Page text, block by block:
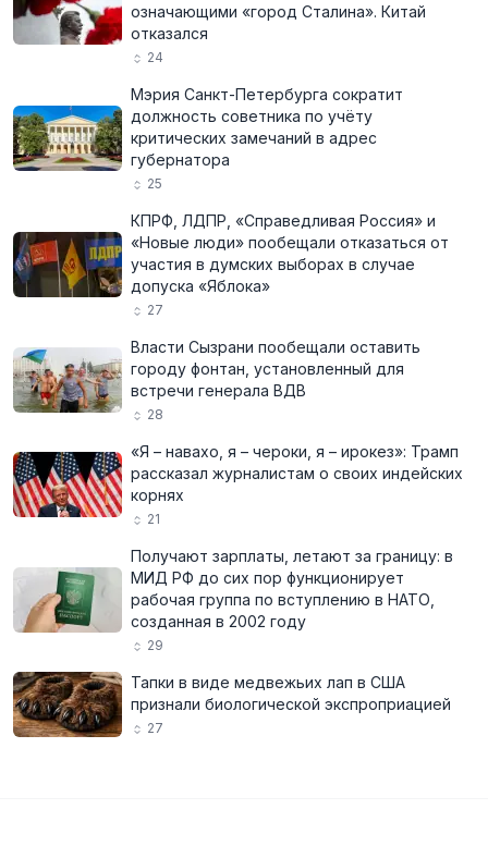
означающими «город Сталина». Китай
отказался
24
Мэрия Санкт-Петербурга сократит
должность советника по учёту
критических замечаний в адрес
губернатора
25
КПРФ, ЛДПР, «Справедливая Россия» и
«Новые люди» пообещали отказаться от
участия в думских выборах в случае
допуска «Яблока»
27
Власти Сызрани пообещали оставить
городу фонтан, установленный для
встречи генерала ВДВ
28
«Я – навахо, я – чероки, я – ирокез»: Трамп
рассказал журналистам о своих индейских
корнях
21
Получают зарплаты, летают за границу: в
МИД РФ до сих пор функционирует
рабочая группа по вступлению в НАТО,
созданная в 2002 году
29
Тапки в виде медвежьих лап в США
признали биологической экспроприацией
27